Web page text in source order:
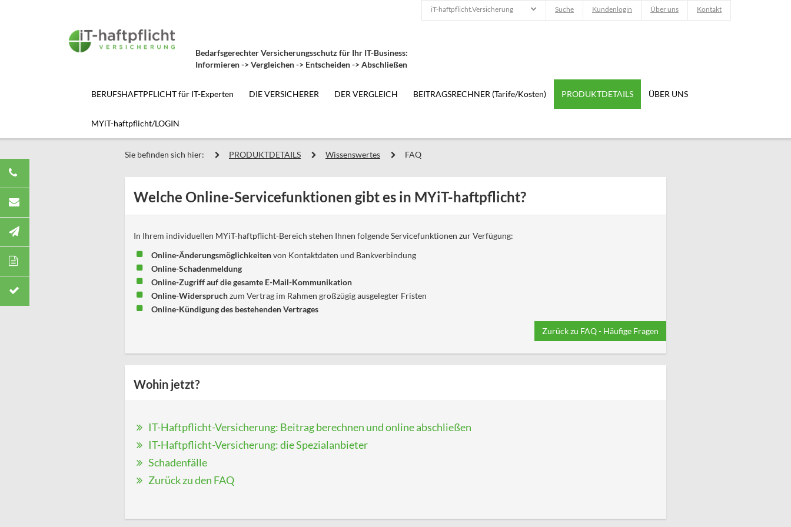
Bedarfsgerechter Versicherungsschutz für Ihr IT-Business:
Informieren -> Vergleichen -> Entscheiden -> Abschließen
iT-haftpflicht.Versicherung Suche Kundenlogin Über uns Kontakt
BERUFSHAFTPFLICHT für IT-Experten DIE VERSICHERER DER VERGLEICH BEITRAGSRECHNER (Tarife/Kosten) PRODUKTDETAILS ÜBER UNS
MYiT-haftpflicht/LOGIN
Sie befinden sich hier: PRODUKTDETAILS Wissenswertes FAQ
Welche Online-Servicefunktionen gibt es in MYiT-haftpflicht?
In Ihrem individuellen MYiT-haftpflicht-Bereich stehen Ihnen folgende Servicefunktionen zur Verfügung:
Online-Änderungsmöglichkeitenvon Kontaktdaten und Bankverbindung
Online-Schadenmeldung
Online-Zugriff auf die gesamte E-Mail-Kommunikation
Online-Widerspruchzum Vertrag im Rahmen großzügig ausgelegter Fristen
Online-Kündigungdes bestehenden Vertrages
Zurück zu FAQ - Häufige Fragen
Wohin jetzt?
IT-Haftpflicht-Versicherung: Beitrag berechnen und online abschließen
IT-Haftpflicht-Versicherung: die Spezialanbieter
Schadenfälle
Zurück zu den FAQ